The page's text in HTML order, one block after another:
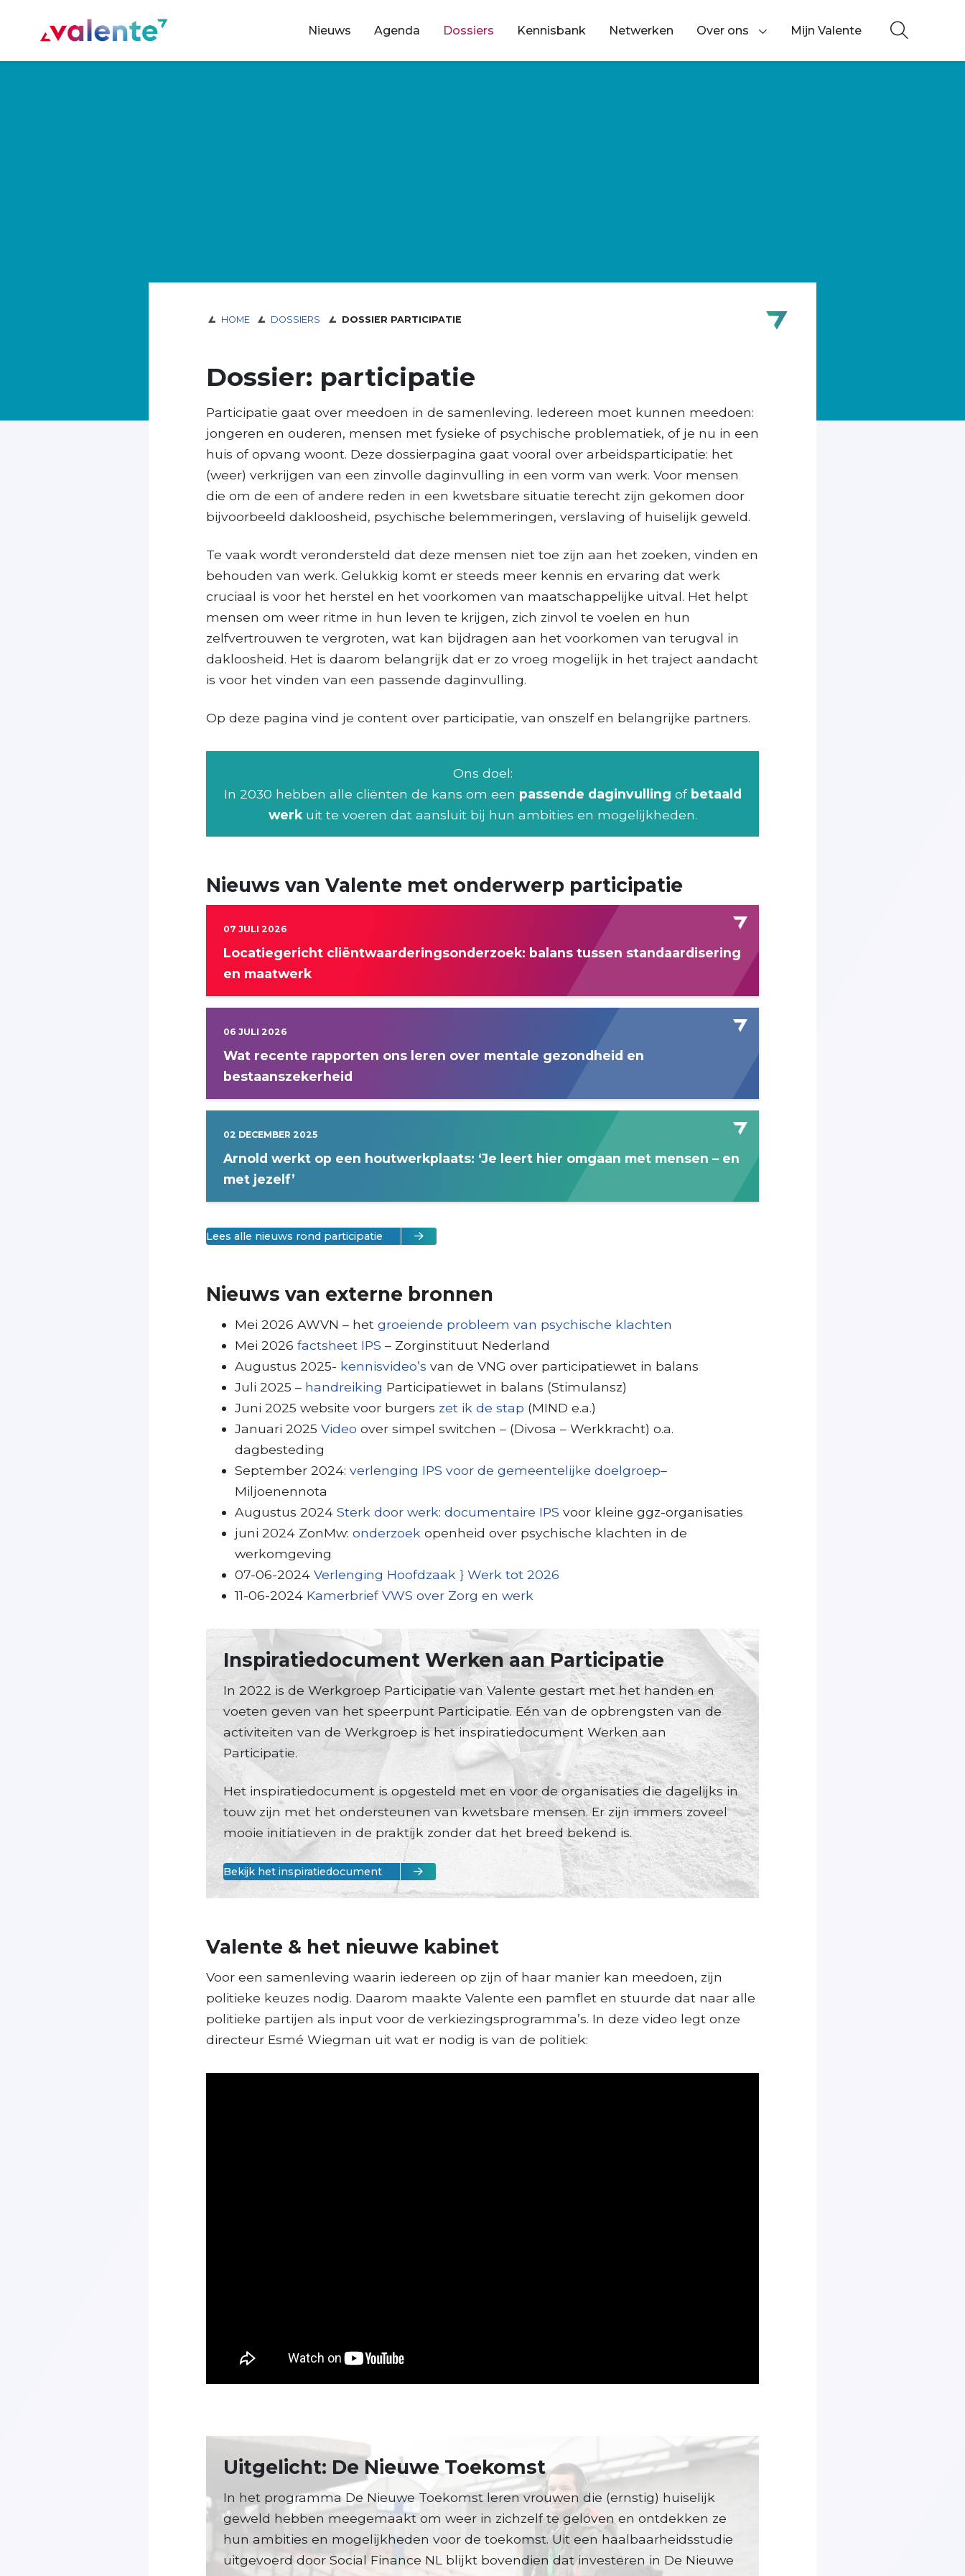
Vereniging Valente
Nieuws Agenda Dossiers Kennisbank Netwerken Over ons
Toon onderliggende navigatie items
Mijn Valente
HOME DOSSIERS DOSSIER PARTICIPATIE
Dossier: participatie
Participatie gaat over meedoen in de samenleving. Iedereen moet kunnen meedoen:
jongeren en ouderen, mensen met fysieke of psychische problematiek, of je nu in een
huis of opvang woont. Deze dossierpagina gaat vooral over arbeidsparticipatie: het
(weer) verkrijgen van een zinvolle daginvulling in een vorm van werk. Voor mensen
die om de een of andere reden in een kwetsbare situatie terecht zijn gekomen door
bijvoorbeeld dakloosheid, psychische belemmeringen, verslaving of huiselijk geweld.
Te vaak wordt verondersteld dat deze mensen niet toe zijn aan het zoeken, vinden en
behouden van werk. Gelukkig komt er steeds meer kennis en ervaring dat werk
cruciaal is voor het herstel en het voorkomen van maatschappelijke uitval. Het helpt
mensen om weer ritme in hun leven te krijgen, zich zinvol te voelen en hun
zelfvertrouwen te vergroten, wat kan bijdragen aan het voorkomen van terugval in
dakloosheid. Het is daarom belangrijk dat er zo vroeg mogelijk in het traject aandacht
is voor het vinden van een passende daginvulling.
Op deze pagina vind je content over participatie, van onszelf en belangrijke partners.
Ons doel:
In 2030 hebben alle cliënten de kans om een passende daginvulling of betaald
werkuit te voeren dat aansluit bij hun ambities en mogelijkheden.
Nieuws van Valente met onderwerp participatie
07 JULI 2026
Locatiegericht cliëntwaarderingsonderzoek: balans tussen standaardisering
en maatwerk
06 JULI 2026
Wat recente rapporten ons leren over mentale gezondheid en
bestaanszekerheid
02 DECEMBER 2025
Arnold werkt op een houtwerkplaats: ‘Je leert hier omgaan met mensen – en
met jezelf’
Lees alle nieuws rond participatie
Nieuws van externe bronnen
Mei 2026 AWVN – het groeiende probleem van psychische klachten
Mei 2026 factsheet IPS – Zorginstituut Nederland
Augustus 2025- kennisvideo’s van de VNG over participatiewet in balans
Juli 2025 – handreiking Participatiewet in balans (Stimulansz)
Juni 2025 website voor burgers zet ik de stap (MIND e.a.)
Januari 2025 Video over simpel switchen – (Divosa – Werkkracht) o.a.
dagbesteding
September 2024: verlenging IPS voor de gemeentelijke doelgroep–
Miljoenennota
Augustus 2024 Sterk door werk: documentaire IPS voor kleine ggz-organisaties
juni 2024 ZonMw: onderzoek openheid over psychische klachten in de
werkomgeving
07-06-2024 Verlenging Hoofdzaak } Werk tot 2026
11-06-2024 Kamerbrief VWS over Zorg en werk
Inspiratiedocument Werken aan Participatie
In 2022 is de Werkgroep Participatie van Valente gestart met het handen en
voeten geven van het speerpunt Participatie. Eén van de opbrengsten van de
activiteiten van de Werkgroep is het inspiratiedocument Werken aan
Participatie.
Het inspiratiedocument is opgesteld met en voor de organisaties die dagelijks in
touw zijn met het ondersteunen van kwetsbare mensen. Er zijn immers zoveel
mooie initiatieven in de praktijk zonder dat het breed bekend is.
Bekijk het inspiratiedocument
Valente & het nieuwe kabinet
Voor een samenleving waarin iedereen op zijn of haar manier kan meedoen, zijn
politieke keuzes nodig. Daarom maakte Valente een pamflet en stuurde dat naar alle
politieke partijen als input voor de verkiezingsprogramma’s. In deze video legt onze
directeur Esmé Wiegman uit wat er nodig is van de politiek:
Uitgelicht: De Nieuwe Toekomst
In het programma De Nieuwe Toekomst leren vrouwen die (ernstig) huiselijk
geweld hebben meegemaakt om weer in zichzelf te geloven en ontdekken ze
hun ambities en mogelijkheden voor de toekomst. Uit een haalbaarheidsstudie
uitgevoerd door Social Finance NL blijkt bovendien dat investeren in De Nieuwe